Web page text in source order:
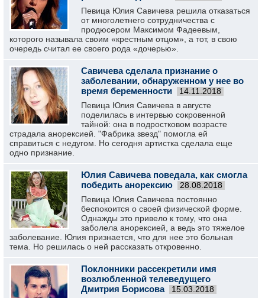
Певица Юлия Савичева решила отказаться
от многолетнего сотрудничества с
продюсером Максимом Фадеевым,
которого называла своим «крестным отцом», а тот, в свою
очередь считал ее своего рода «дочерью».
Савичева сделала признание о
заболевании, обнаруженном у нее во
время беременности
14.11.2018
Певица Юлия Савичева в августе
поделилась в интервью сокровенной
тайной: она в подростковом возрасте
страдала анорексией. "Фабрика звезд" помогла ей
справиться с недугом. Но сегодня артистка сделала еще
одно признание.
Юлия Савичева поведала, как смогла
победить анорексию
28.08.2018
Певица Юлия Савичева постоянно
беспокоится о своей физической форме.
Однажды это привело к тому, что она
заболела анорексией, а ведь это тяжелое
заболевание. Юлия признается, что для нее это больная
тема. Но решилась о ней рассказать откровенно.
Поклонники рассекретили имя
возлюбленной телеведущего
Дмитрия Борисова
15.03.2018